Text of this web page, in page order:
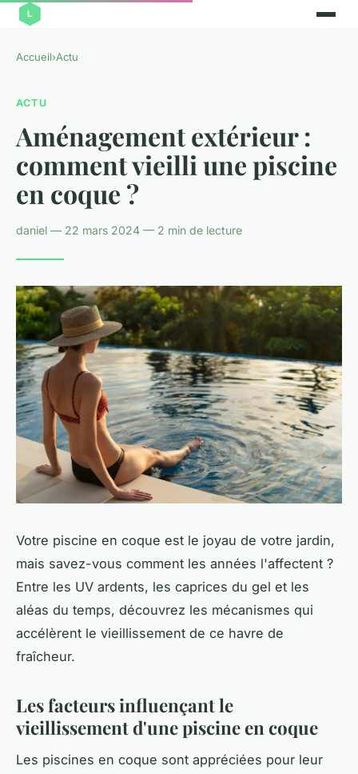
Accueil›Actu
ACTU
Aménagement extérieur :
comment vieilli une piscine
en coque ?
daniel — 22 mars 2024 — 2 min de lecture
Votre piscine en coque est le joyau de votre jardin,
mais savez-vous comment les années l'affectent ?
Entre les UV ardents, les caprices du gel et les
aléas du temps, découvrez les mécanismes qui
accélèrent le vieillissement de ce havre de
fraîcheur.
Les facteurs influençant le
vieillissement d'une piscine en coque
Les piscines en coque sont appréciées pour leur